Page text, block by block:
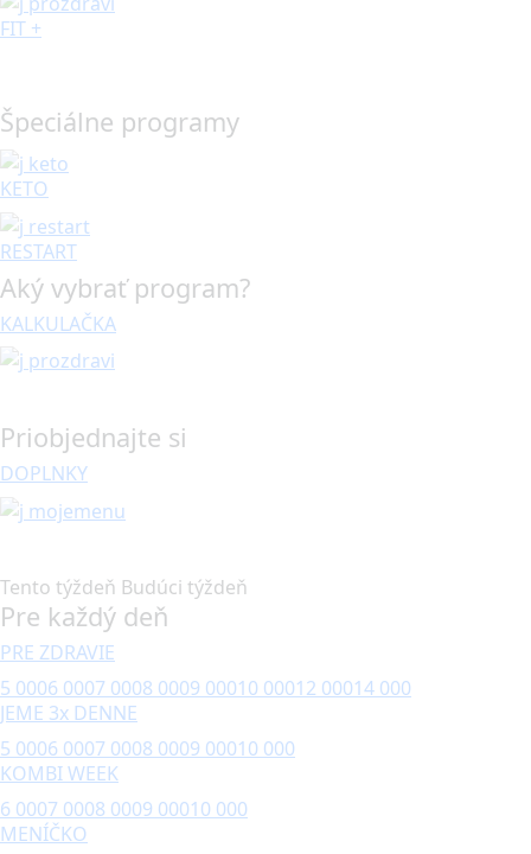
FIT +
Špeciálne programy
KETO
RESTART
Aký vybrať program?
KALKULAČKA
Priobjednajte si
DOPLNKY
Tento týždeň Budúci týždeň
Pre každý deň
PRE ZDRAVIE
5 0006 0007 0008 0009 00010 00012 00014 000
JEME 3x DENNE
5 0006 0007 0008 0009 00010 000
KOMBI WEEK
6 0007 0008 0009 00010 000
MENÍČKO